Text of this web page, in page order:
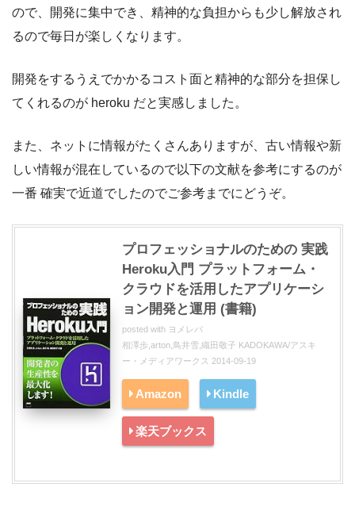
ので、開発に集中でき、精神的な負担からも少し解放され
るので毎日が楽しくなります。
開発をするうえでかかるコスト面と精神的な部分を担保し
てくれるのが heroku だと実感しました。
また、ネットに情報がたくさんありますが、古い情報や新
しい情報が混在しているので以下の文献を参考にするのが
一番 確実で近道でしたのでご参考までにどうぞ。
プロフェッショナルのための 実践
Heroku入門 プラットフォーム・
クラウドを活用したアプリケーシ
ョン開発と運用 (書籍)
posted with ヨメレバ
相澤歩,arton,鳥井雪,織田敬子 KADOKAWA/アスキ
ー・メディアワークス 2014-09-19
Amazon Kindle
楽天ブックス